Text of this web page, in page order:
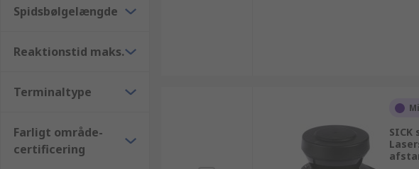
Spidsbølgelængde
Reaktionstid maks.
Terminaltype
Farligt område-
certificering
SICK